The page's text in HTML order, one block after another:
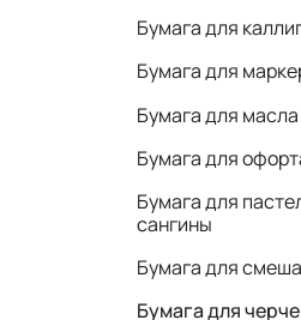
Бумага для
Бумага для
Бумага для масла
Бумага для
Бумага для
сангины
Бумага для
Бумага для